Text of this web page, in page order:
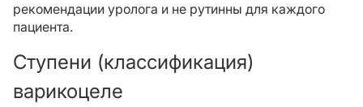
рекомендации уролога и не рутинны для каждого
пациента.
Ступени (классификация)
варикоцеле